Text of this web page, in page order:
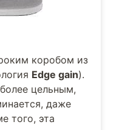
коробом из
Edge gain).
цельным,
даже
того, эта